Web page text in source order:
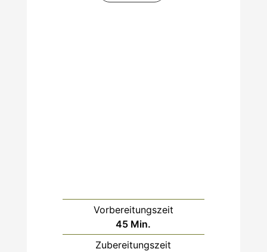
Vorbereitungszeit
45Minuten
Min.
Zubereitungszeit